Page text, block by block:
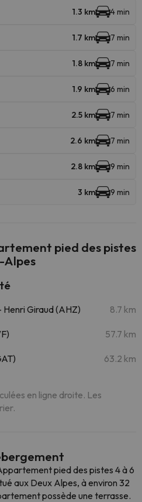
1.3 km 4 min
1.7 km 7 min
1.8 km 7 min
1.9 km 6 min
2.5 km 7 min
2.6 km 7 min
2.8 km 9 min
3 km 9 min
pied des pistes
Alpes
Giraud (AHZ) 8.7 km
57.7 km
63.2 km
en ligne droite. Les
pied des pistes 4 à 6
aux Deux Alpes, à environ 32
possède une terrasse.